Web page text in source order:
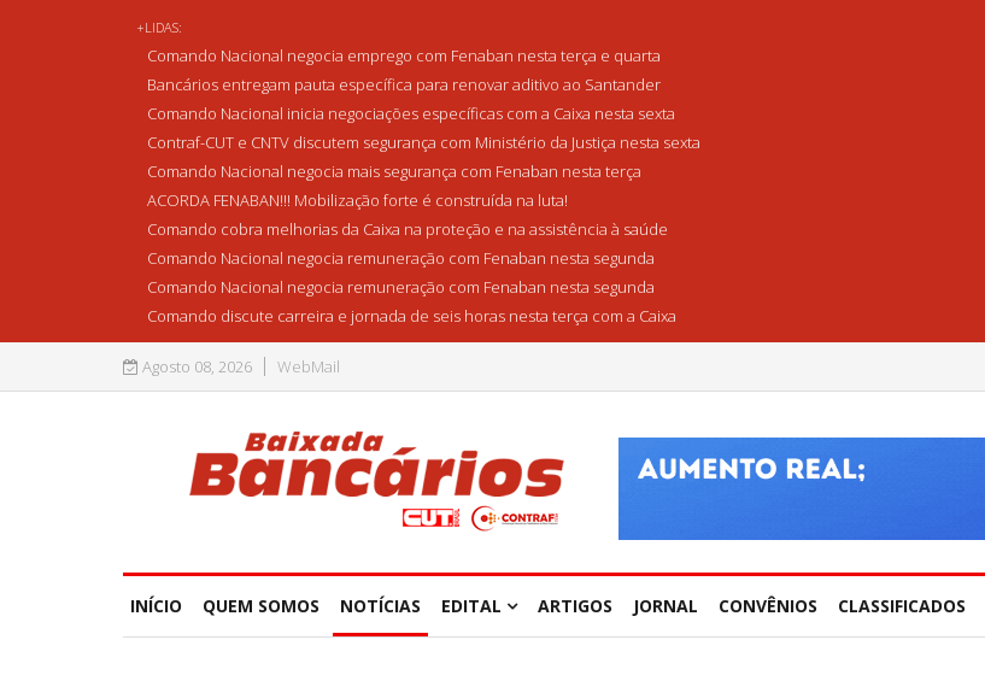
+LIDAS:
Comando Nacional negocia emprego com Fenaban nesta terça e quarta
Bancários entregam pauta específica para renovar aditivo ao Santander
Comando Nacional inicia negociações específicas com a Caixa nesta sexta
Contraf-CUT e CNTV discutem segurança com Ministério da Justiça nesta sexta
Comando Nacional negocia mais segurança com Fenaban nesta terça
ACORDA FENABAN!!! Mobilização forte é construída na luta!
Comando cobra melhorias da Caixa na proteção e na assistência à saúde
Comando Nacional negocia remuneração com Fenaban nesta segunda
Comando Nacional negocia remuneração com Fenaban nesta segunda
Comando discute carreira e jornada de seis horas nesta terça com a Caixa
Agosto 08, 2026 WebMail
INÍCIO QUEM SOMOS NOTÍCIAS EDITAL ARTIGOS JORNAL CONVÊNIOS CLASSIFICADOS